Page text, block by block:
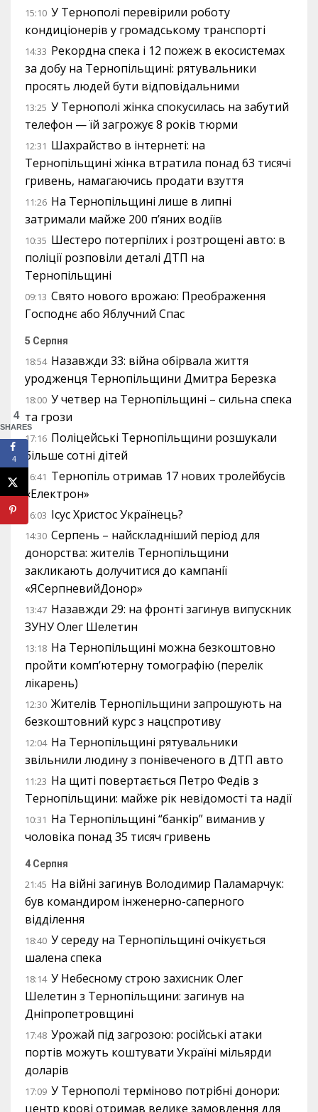
15:10 У Тернополі перевірили роботу
кондиціонерів у громадському транспорті
14:33 Рекордна спека і 12 пожеж в екосистемах
за добу на Тернопільщині: рятувальники
просять людей бути відповідальними
13:25 У Тернополі жінка спокусилась на забутий
телефон — їй загрожує 8 років тюрми
12:31 Шахрайство в інтернеті: на
Тернопільщині жінка втратила понад 63 тисячі
гривень, намагаючись продати взуття
11:26 На Тернопільщині лише в липні
затримали майже 200 п’яних водіїв
10:35 Шестеро потерпілих і розтрощені авто: в
поліції розповіли деталі ДТП на
Тернопільщині
09:13 Свято нового врожаю: Преображення
Господнє або Яблучний Спас
5 Серпня
18:54 Назавжди 33: війна обірвала життя
уродженця Тернопільщини Дмитра Березка
18:00 У четвер на Тернопільщині – сильна спека
та грози
17:16 Поліцейські Тернопільщини розшукали
більше сотні дітей
16:41 Тернопіль отримав 17 нових тролейбусів
«Електрон»
16:03 Ісус Христос Українець?
14:30 Серпень – найскладніший період для
донорства: жителів Тернопільщини
закликають долучитися до кампанії
«ЯСерпневийДонор»
13:47 Назавжди 29: на фронті загинув випускник
ЗУНУ Олег Шелетин
13:18 На Тернопільщині можна безкоштовно
пройти комп’ютерну томографію (перелік
лікарень)
12:30 Жителів Тернопільщини запрошують на
безкоштовний курс з нацспротиву
12:04 На Тернопільщині рятувальники
звільнили людину з понівеченого в ДТП авто
11:23 На щиті повертається Петро Федів з
Тернопільщини: майже рік невідомості та надії
10:31 На Тернопільщині “банкір” виманив у
чоловіка понад 35 тисяч гривень
4 Серпня
21:45 На війні загинув Володимир Паламарчук:
був командиром інженерно-саперного
відділення
18:40 У середу на Тернопільщині очікується
шалена спека
18:14 У Небесному строю захисник Олег
Шелетин з Тернопільщини: загинув на
Дніпропетровщині
17:48 Урожай під загрозою: російські атаки
портів можуть коштувати Україні мільярди
доларів
17:09 У Тернополі терміново потрібні донори:
центр крові отримав велике замовлення для
4
SHARES
4